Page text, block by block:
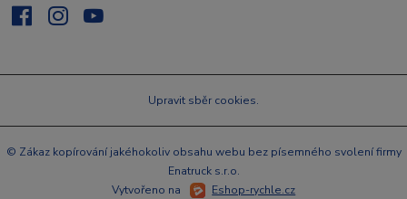
Upravit sběr cookies.
© Zákaz kopírování jakéhokoliv obsahu webu bez písemného svolení firmy
Enatruck s.r.o.
Vytvořeno na
Eshop-rychle.cz